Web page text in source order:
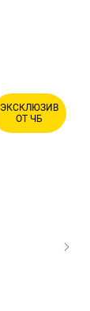
ЭКСКЛЮЗИВ
ОТ ЧБ